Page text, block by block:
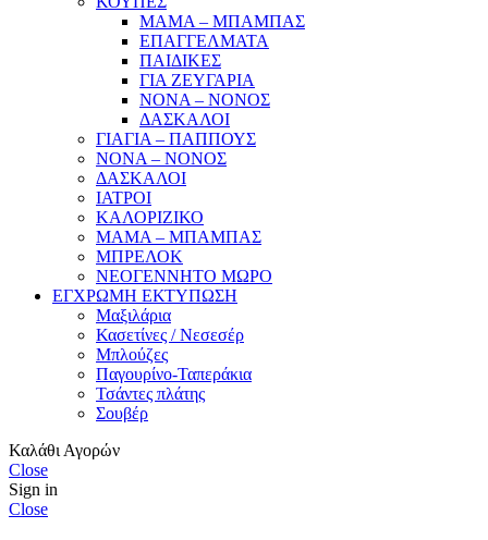
ΜΑΜΑ – ΜΠΑΜΠΑΣ
ΕΠΑΓΓΕΛΜΑΤΑ
ΠΑΙΔΙΚΕΣ
ΓΙΑ ΖΕΥΓΑΡΙΑ
ΝΟΝΑ – ΝΟΝΟΣ
ΔΑΣΚΑΛΟΙ
ΓΙΑΓΙΑ – ΠΑΠΠΟΥΣ
ΝΟΝΑ – ΝΟΝΟΣ
ΔΑΣΚΑΛΟΙ
ΙΑΤΡΟΙ
ΚΑΛΟΡΙΖΙΚΟ
ΜΑΜΑ – ΜΠΑΜΠΑΣ
ΜΠΡΕΛΟΚ
ΝΕΟΓΕΝΝΗΤΟ ΜΩΡΟ
ΕΓΧΡΩΜΗ ΕΚΤΥΠΩΣΗ
Μαξιλάρια
Κασετίνες / Νεσεσέρ
Μπλούζες
Παγουρίνο-Ταπεράκια
Τσάντες πλάτης
Σουβέρ
Καλάθι Αγορών
Close
Sign in
Close